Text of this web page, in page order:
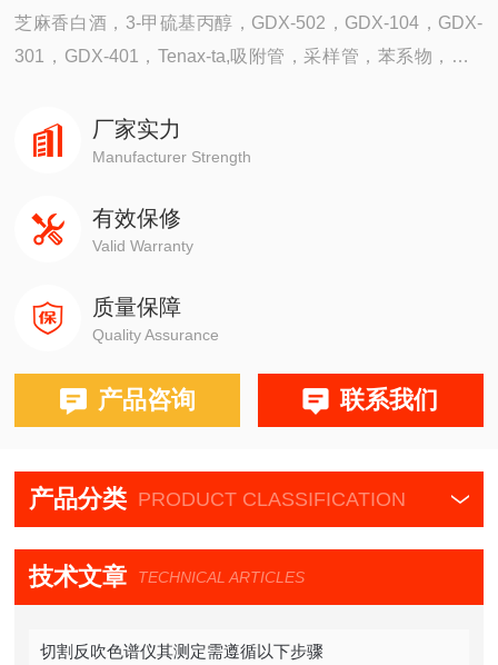
芝麻香白酒，3-甲硫基丙醇，GDX-502，GDX-104，GDX-
301，GDX-401，Tenax-ta,吸附管，采样管，苯系物，氯yi
克，PE
厂家实力
Manufacturer Strength
有效保修
Valid Warranty
质量保障
Quality Assurance
产品咨询 联系我们
产品分类 PRODUCT CLASSIFICATION
技术文章 TECHNICAL ARTICLES
切割反吹色谱仪其测定需遵循以下步骤